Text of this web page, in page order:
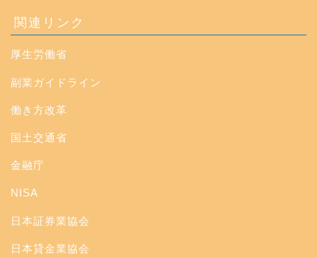
関連リンク
厚生労働省
副業ガイドライン
働き方改革
国土交通省
金融庁
NISA
日本証券業協会
日本貸金業協会